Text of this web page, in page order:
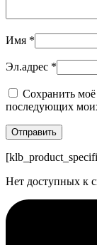
Имя *
Эл.адрес *
Сохранить моё
последующих
Нет доступных к